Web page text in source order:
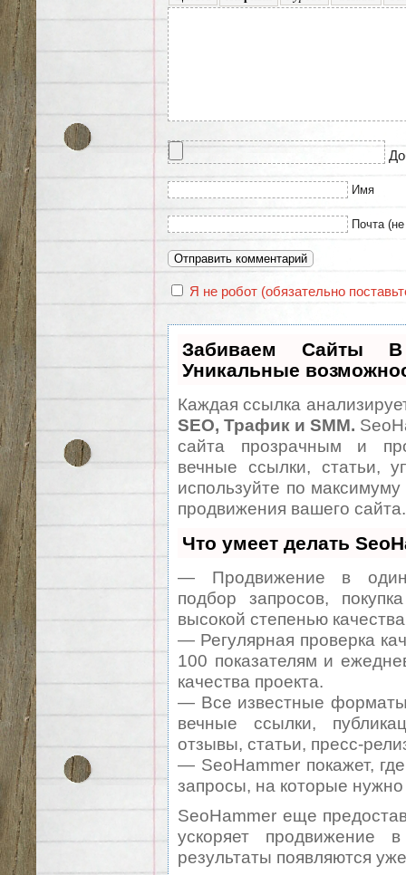
Имя
Почта
Я не робот (обязательно
Забиваем Сайты
Уникальные
Каждая ссылка
SEO, Трафик и SMM.
сайта прозрачным и
вечные ссылки, статьи,
используйте по
продвижения вашего сайта.
Что умеет делать
— Продвижение в один
подбор запросов,
высокой степенью
— Регулярная проверка
100 показателям и
качества проекта.
— Все известные
вечные ссылки,
отзывы, статьи, пресс-
— SeoHammer покажет,
запросы, на которые
SeoHammer еще
ускоряет продвижение
результаты появляются